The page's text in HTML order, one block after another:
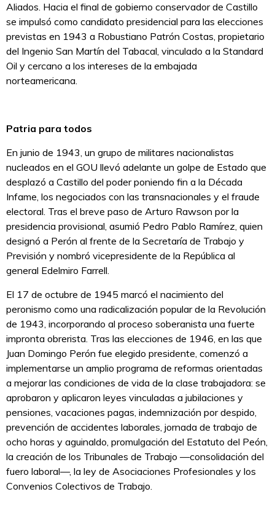
Aliados. Hacia el final de gobierno conservador de Castillo
se impulsó como candidato presidencial para las elecciones
previstas en 1943 a Robustiano Patrón Costas, propietario
del Ingenio San Martín del Tabacal, vinculado a la Standard
Oil y cercano a los intereses de la embajada
norteamericana.
Patria para todos
En junio de 1943, un grupo de militares nacionalistas
nucleados en el GOU llevó adelante un golpe de Estado que
desplazó a Castillo del poder poniendo fin a la Década
Infame, los negociados con las transnacionales y el fraude
electoral. Tras el breve paso de Arturo Rawson por la
presidencia provisional, asumió Pedro Pablo Ramírez, quien
designó a Perón al frente de la Secretaría de Trabajo y
Previsión y nombró vicepresidente de la República al
general Edelmiro Farrell.
El 17 de octubre de 1945 marcó el nacimiento del
peronismo como una radicalización popular de la Revolución
de 1943, incorporando al proceso soberanista una fuerte
impronta obrerista. Tras las elecciones de 1946, en las que
Juan Domingo Perón fue elegido presidente, comenzó a
implementarse un amplio programa de reformas orientadas
a mejorar las condiciones de vida de la clase trabajadora: se
aprobaron y aplicaron leyes vinculadas a jubilaciones y
pensiones, vacaciones pagas, indemnización por despido,
prevención de accidentes laborales, jornada de trabajo de
ocho horas y aguinaldo, promulgación del Estatuto del Peón,
la creación de los Tribunales de Trabajo —consolidación del
fuero laboral—, la ley de Asociaciones Profesionales y los
Convenios Colectivos de Trabajo.